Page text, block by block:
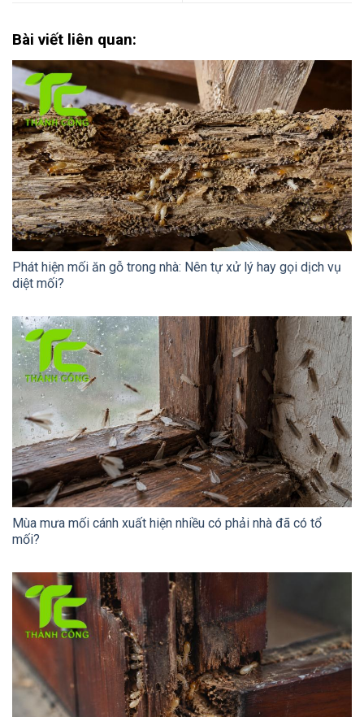
Bài viết liên quan:
Phát hiện mối ăn gỗ trong nhà: Nên tự xử lý hay gọi dịch vụ
diệt mối?
Mùa mưa mối cánh xuất hiện nhiều có phải nhà đã có tổ
mối?